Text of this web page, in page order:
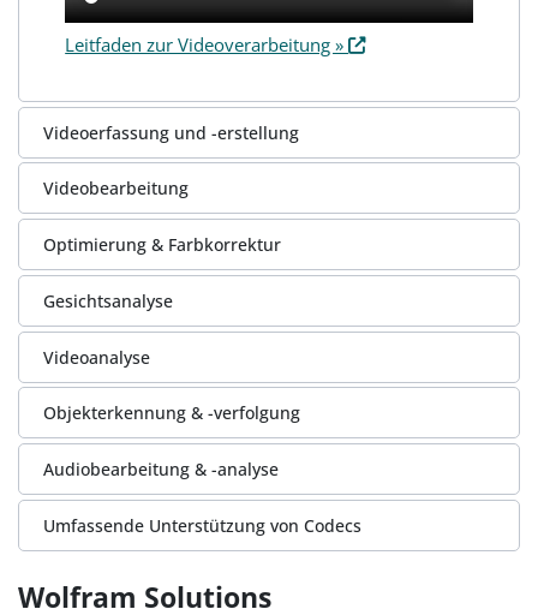
Leitfaden zur Videoverarbeitung »
Videoerfassung und -erstellung
Videobearbeitung
Optimierung & Farbkorrektur
Gesichtsanalyse
Videoanalyse
Objekterkennung & -verfolgung
Audiobearbeitung & -analyse
Umfassende Unterstützung von Codecs
Wolfram Solutions